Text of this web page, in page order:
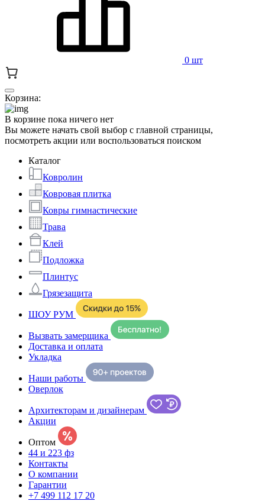
0 шт
Корзина:
В корзине пока ничего нет
Вы можете начать свой выбор с главной страницы,
посмотреть акции или воспользоваться поиском
Каталог
Ковролин
Ковровая плитка
Ковры гимнастические
Трава
Клей
Подложка
Плинтус
Грязезащита
ШОУ РУМ
Вызвать замерщика
Доставка и оплата
Укладка
Наши работы
Оверлок
Архитекторам и дизайнерам
Акции
Оптом
44 и 223 фз
Контакты
О компании
Гарантии
+7 499 112 17 20